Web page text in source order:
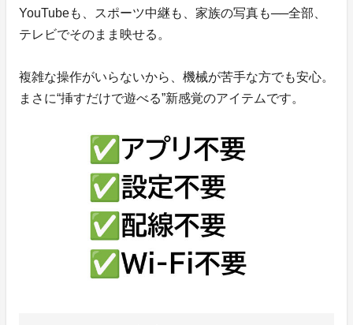
YouTubeも、スポーツ中継も、家族の写真も──全部、
テレビでそのまま映せる。
複雑な操作がいらないから、機械が苦手な方でも安心。
まさに“挿すだけで遊べる”新感覚のアイテムです。